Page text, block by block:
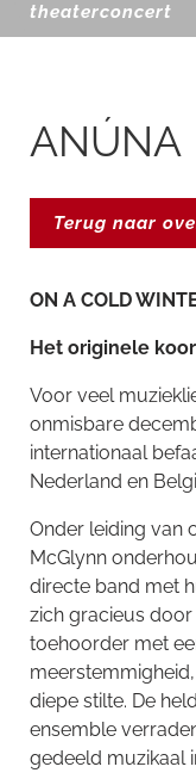
theaterconcert
ANÚNA
Terug naar
ON A COLD
Het originele
Voor veel
onmisbare
internationaal
Nederland en
Onder leiding van
McGlynn
directe band met
zich gracieus
toehoorder met
diepe stilte. De
ensemble
gedeeld muzikaal